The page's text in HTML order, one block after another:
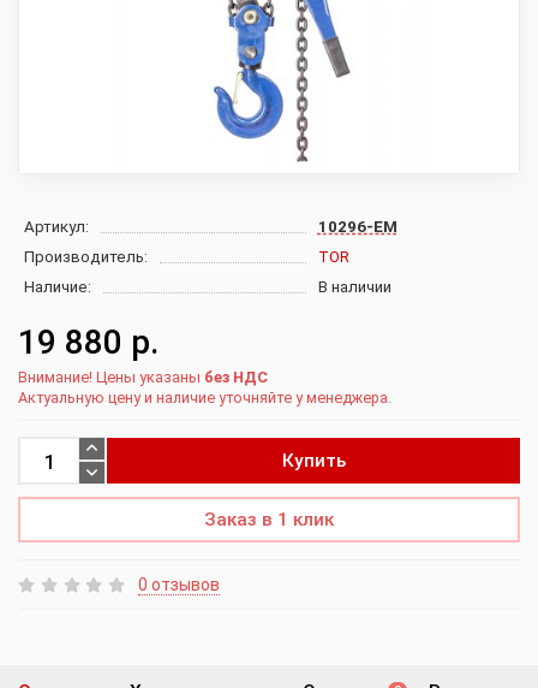
Артикул:
10296-EM
Производитель:
TOR
Наличие:
В наличии
19 880 р.
Внимание! Цены указаны без НДС
Актуальную цену и наличие уточняйте у менеджера.
Купить
Заказ в 1 клик
0 отзывов